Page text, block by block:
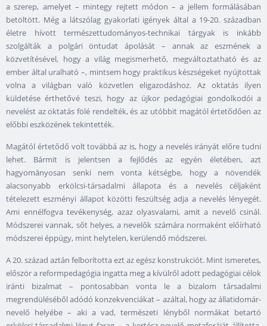
a szerep, amelyet – mintegy rejtett módon – a jellem formálásában
betöltött. Még a látszólag gyakorlati igények által a 19-20. században
életre hívott természettudományos-technikai tárgyak is inkább
szolgálták a polgári öntudat ápolását – annak az eszmének a
közvetítésével, hogy a világ megismerhető, megváltoztatható és az
ember által uralható –, mintsem hogy praktikus készségeket nyújtottak
volna a világban való közvetlen eligazodáshoz. Az oktatás ilyen
küldetése érthetővé teszi, hogy az újkor pedagógiai gondolkodói a
nevelést az oktatás fölé rendelték, és az utóbbit magától értetődően az
előbbi eszközének tekintették.
Magától értetődő volt továbbá az is, hogy a nevelés irányát előre tudni
lehet. Bármit is jelentsen a fejlődés az egyén életében, azt
hagyományosan senki nem vonta kétségbe, hogy a növendék
alacsonyabb erkölcsi-társadalmi állapota és a nevelés céljaként
tételezett eszményi állapot közötti feszültség adja a nevelés lényegét.
Ami ennélfogva tevékenység, azaz olyasvalami, amit a nevelő csinál.
Módszerei vannak, sőt helyes, a nevelők számára normaként előírható
módszerei éppúgy, mint helytelen, kerülendő módszerei.
A 20. század aztán felborította ezt az egész konstrukciót. Mint ismeretes,
először a reformpedagógia ingatta meg a kívülről adott pedagógiai célok
iránti bizalmat – pontosabban vonta le a bizalom társadalmi
megrendüléséből adódó konzekvenciákat – azáltal, hogy az állatidomár-
nevelő helyébe – aki a vad, természeti lényből normákat betartó